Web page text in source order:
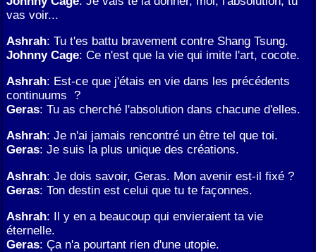
vas voir...
Ashrah: Tu t'es battu bravement contre Shang Tsung.
Johnny Cage: Ce n'est que la vie qui imite l'art, cocote.
Ashrah: Est-ce que j'étais en vie dans les précédents
continuums ?
Geras: Tu as cherché l'absolution dans chacune d'elles.
Ashrah: Je n'ai jamais rencontré un être tel que toi.
Geras: Je suis la plus unique des créations.
Ashrah: Je dois savoir, Geras. Mon avenir est-il fixé ?
Geras: Ton destin est celui que tu te façonnes.
Ashrah: Il y en a beaucoup qui envieraient ta vie
éternelle.
Geras: Ça n'a pourtant rien d'une utopie.